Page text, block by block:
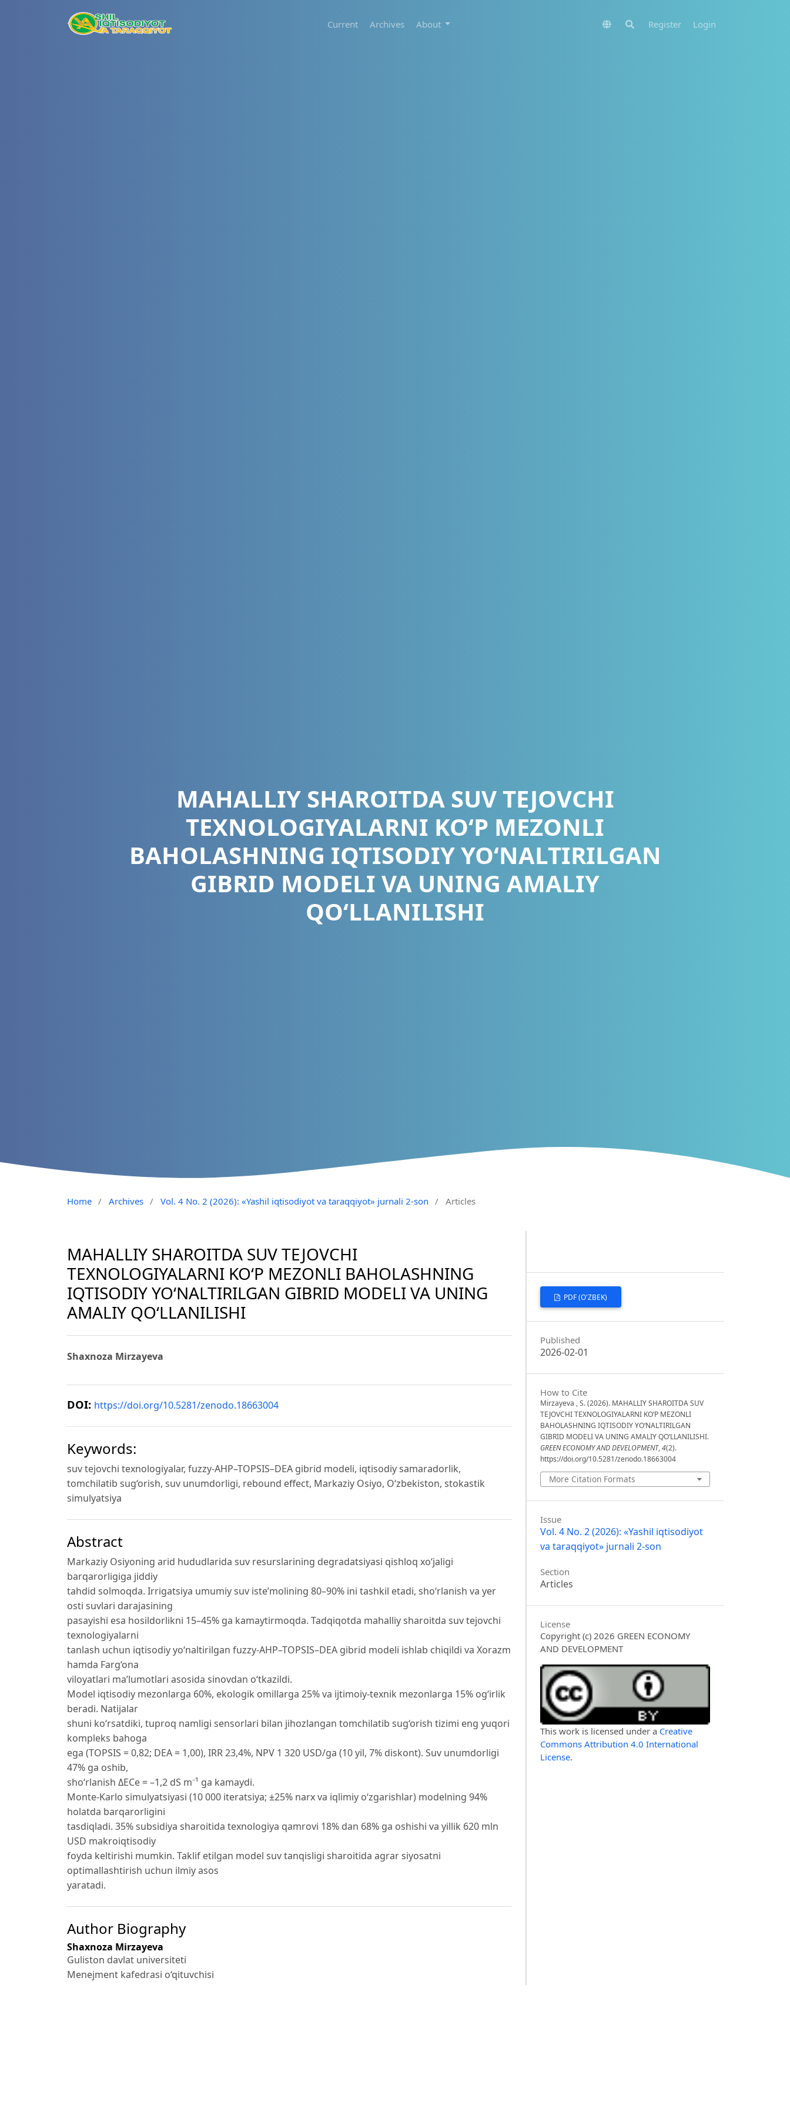
Current Archives About Register Login
MAHALLIY SHAROITDA SUV TEJOVCHI
TEXNOLOGIYALARNI KOʻP MEZONLI
BAHOLASHNING IQTISODIY YOʻNALTIRILGAN
GIBRID MODELI VA UNING AMALIY
QOʻLLANILISHI
Home / Archives / Vol. 4 No. 2 (2026): «Yashil iqtisodiyot va taraqqiyot» jurnali 2-son / Articles
MAHALLIY SHAROITDA SUV TEJOVCHI
TEXNOLOGIYALARNI KOʻP MEZONLI BAHOLASHNING
IQTISODIY YOʻNALTIRILGAN GIBRID MODELI VA UNING
AMALIY QOʻLLANILISHI
Shaxnoza Mirzayeva
DOI: https://doi.org/10.5281/zenodo.18663004
Keywords:
suv tejovchi texnologiyalar, fuzzy-AHP–TOPSIS–DEA gibrid modeli, iqtisodiy samaradorlik,
tomchilatib sug‘orish, suv unumdorligi, rebound effect, Markaziy Osiyo, O‘zbekiston, stokastik
simulyatsiya
Abstract
Markaziy Osiyoning arid hududlarida suv resurslarining degradatsiyasi qishloq xo‘jaligi
barqarorligiga jiddiy
tahdid solmoqda. Irrigatsiya umumiy suv iste’molining 80–90% ini tashkil etadi, sho‘rlanish va yer
osti suvlari darajasining
pasayishi esa hosildorlikni 15–45% ga kamaytirmoqda. Tadqiqotda mahalliy sharoitda suv tejovchi
texnologiyalarni
tanlash uchun iqtisodiy yo‘naltirilgan fuzzy-AHP–TOPSIS–DEA gibrid modeli ishlab chiqildi va Xorazm
hamda Farg‘ona
viloyatlari ma’lumotlari asosida sinovdan o‘tkazildi.
Model iqtisodiy mezonlarga 60%, ekologik omillarga 25% va ijtimoiy-texnik mezonlarga 15% og‘irlik
beradi. Natijalar
shuni ko‘rsatdiki, tuproq namligi sensorlari bilan jihozlangan tomchilatib sug‘orish tizimi eng yuqori
kompleks bahoga
ega (TOPSIS = 0,82; DEA = 1,00), IRR 23,4%, NPV 1 320 USD/ga (10 yil, 7% diskont). Suv unumdorligi
47% ga oshib,
sho‘rlanish ΔECe = –1,2 dS m⁻¹ ga kamaydi.
Monte-Karlo simulyatsiyasi (10 000 iteratsiya; ±25% narx va iqlimiy o‘zgarishlar) modelning 94%
holatda barqarorligini
tasdiqladi. 35% subsidiya sharoitida texnologiya qamrovi 18% dan 68% ga oshishi va yillik 620 mln
USD makroiqtisodiy
foyda keltirishi mumkin. Taklif etilgan model suv tanqisligi sharoitida agrar siyosatni
optimallashtirish uchun ilmiy asos
yaratadi.
Author Biography
Shaxnoza Mirzayeva
Guliston davlat universiteti
Menejment kafedrasi o‘qituvchisi
PDF (O'ZBEK)
Published
2026-02-01
How to Cite
Mirzayeva , S. (2026). MAHALLIY SHAROITDA SUV
TEJOVCHI TEXNOLOGIYALARNI KOʻP MEZONLI
BAHOLASHNING IQTISODIY YOʻNALTIRILGAN
GIBRID MODELI VA UNING AMALIY QOʻLLANILISHI.
GREEN ECONOMY AND DEVELOPMENT,4(2).
https://doi.org/10.5281/zenodo.18663004
More Citation Formats
Issue
Vol. 4 No. 2 (2026): «Yashil iqtisodiyot
va taraqqiyot» jurnali 2-son
Section
Articles
License
Copyright (c) 2026 GREEN ECONOMY
AND DEVELOPMENT
This work is licensed under a Creative
Commons Attribution 4.0 International
License.